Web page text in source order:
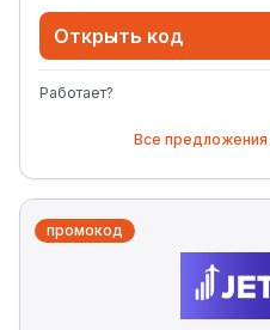
Открыть код
Работает?
Все предложения
промокод